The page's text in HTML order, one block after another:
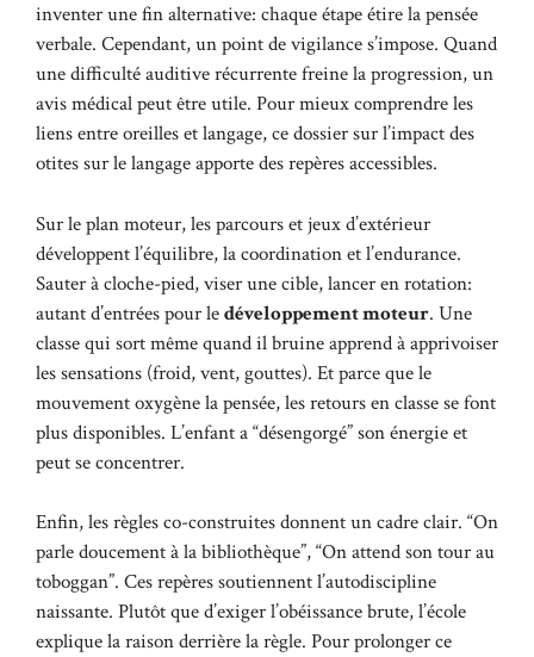
inventer une fin alternative: chaque étape étire la pensée
verbale. Cependant, un point de vigilance s’impose. Quand
une difficulté auditive récurrente freine la progression, un
avis médical peut être utile. Pour mieux comprendre les
liens entre oreilles et langage, ce dossier sur l’impact des
otites sur le langageapporte des repères accessibles.
Sur le plan moteur, les parcours et jeux d’extérieur
développent l’équilibre, la coordination et l’endurance.
Sauter à cloche-pied, viser une cible, lancer en rotation:
autant d’entrées pour ledéveloppement moteur. Une
classe qui sort même quand il bruine apprend à apprivoiser
les sensations (froid, vent, gouttes). Et parce que le
mouvement oxygène la pensée, les retours en classe se font
plus disponibles. L’enfant a “désengorgé” son énergie et
peut se concentrer.
Enfin, les règles co-construites donnent un cadre clair. “On
parle doucement à la bibliothèque”, “On attend son tour au
toboggan”. Ces repères soutiennent l’autodiscipline
naissante. Plutôt que d’exiger l’obéissance brute, l’école
explique la raison derrière la règle. Pour prolonger ce